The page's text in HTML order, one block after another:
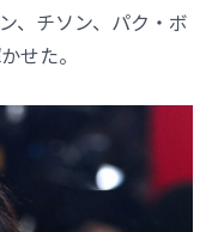
、チソン、パク・ボ
せた。